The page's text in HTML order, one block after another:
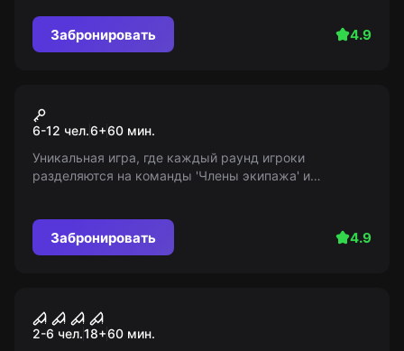
Забронировать 4.9
Among Us
6-12 чел.6+60 мин.
Уникальная игра, где каждый раунд игроки
разделяются на команды 'Члены экипажа' и
Забронировать 4.9
Эксперимент
2-6 чел.18+60 мин.